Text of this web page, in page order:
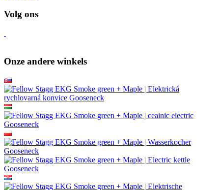
Volg ons
Onze andere winkels